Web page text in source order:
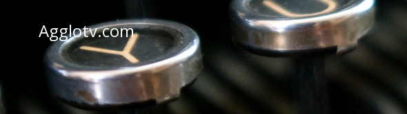
contenuAgglotv.com